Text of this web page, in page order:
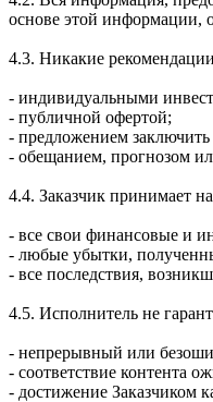
основе этой информации,
4.3. Никакие
- индивидуальными
- публичной офертой;
- предложением заключить
- обещанием, прогнозом
4.4. Заказчик принимает
- все свои финансовые и
- любые убытки,
- все последствия,
4.5. Исполнитель не
- непрерывный или
- соответствие контента
- достижение Заказчиком